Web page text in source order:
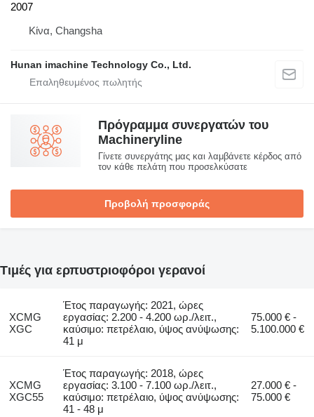
2007
Κίνα, Changsha
Hunan imachine Technology Co., Ltd.
Πρόγραμμα συνεργατών του
Machineryline
Γίνετε συνεργάτης μας και λαμβάνετε κέρδος από
τον κάθε πελάτη που προσελκύσατε
Προβολή προσφοράς
Τιμές για ερπυστριοφόροι γερανοί
XCMG
XGC
Έτος παραγωγής: 2021, ώρες
εργασίας: 2.200 - 4.200 ωρ./λειτ.,
καύσιμο: πετρέλαιο, ύψος ανύψωσης:
41 μ
75.000 € -
5.100.000 €
XCMG
XGC55
Έτος παραγωγής: 2018, ώρες
εργασίας: 3.100 - 7.100 ωρ./λειτ.,
καύσιμο: πετρέλαιο, ύψος ανύψωσης:
41 - 48 μ
27.000 € -
75.000 €